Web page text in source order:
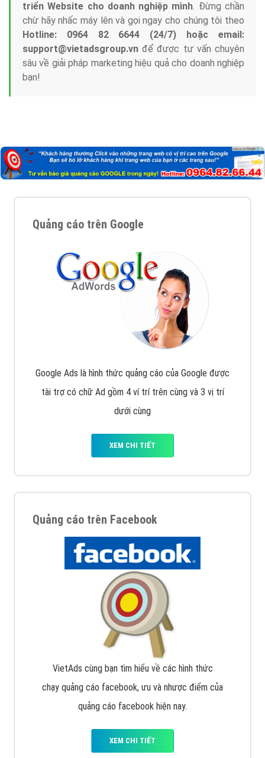
triển Website cho doanh nghiệp mình. Đừng chần
chừ hãy nhấc máy lên và gọi ngay cho chúng tôi theo
Hotline: 0964 82 6644 (24/7) hoặc email:
support@vietadsgroup.vn để được tư vấn chuyên
sâu về giải pháp marketing hiệu quả cho doanh nghiệp
bạn!
Quảng cáo trên Google
Google Ads là hình thức quảng cáo của Google được
tài trợ có chữ Ad gồm 4 ví trí trên cùng và 3 vị trí
dưới cùng
XEM CHI TIẾT
Quảng cáo trên Facebook
VietAds cùng bạn tìm hiểu về các hình thức
chạy quảng cáo facebook, ưu và nhược điểm của
quảng cáo facebook hiện nay.
XEM CHI TIẾT